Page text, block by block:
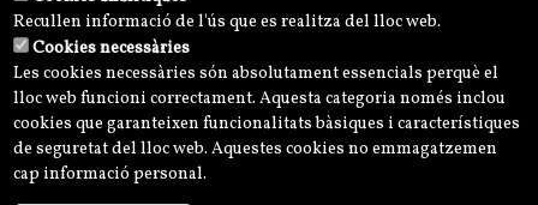
Recullen informació de l'ús que es realitza del lloc web.
Cookies necessàries
Les cookies necessàries són absolutament essencials perquè el
lloc web funcioni correctament. Aquesta categoria només inclou
cookies que garanteixen funcionalitats bàsiques i característiques
de seguretat del lloc web. Aquestes cookies no emmagatzemen
cap informació personal.